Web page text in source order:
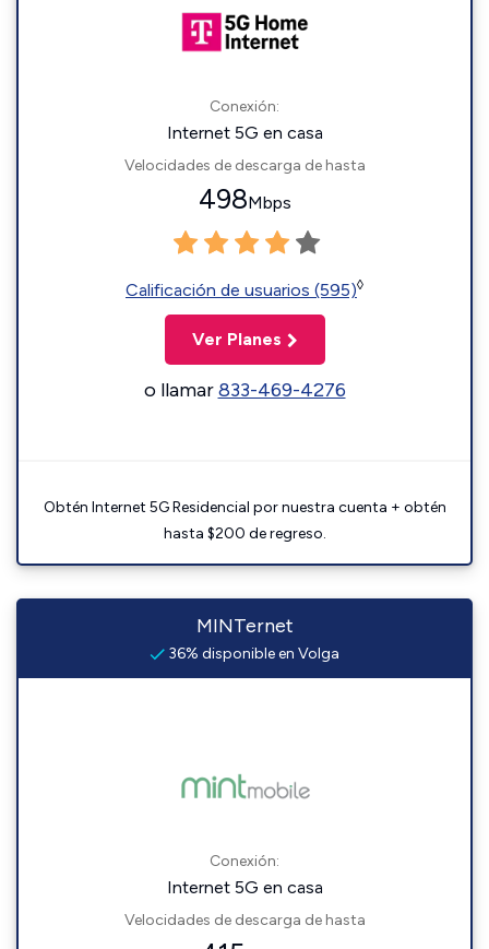
Conexión:
Internet 5G en casa
Velocidades de descarga de hasta
498Mbps
Calificación de usuarios (595)◊
Ver Planes
o llamar833-469-4276
Obtén Internet 5G Residencial por nuestra cuenta + obtén
hasta $200 de regreso.
MINTernet
36% disponible en Volga
Conexión:
Internet 5G en casa
Velocidades de descarga de hasta